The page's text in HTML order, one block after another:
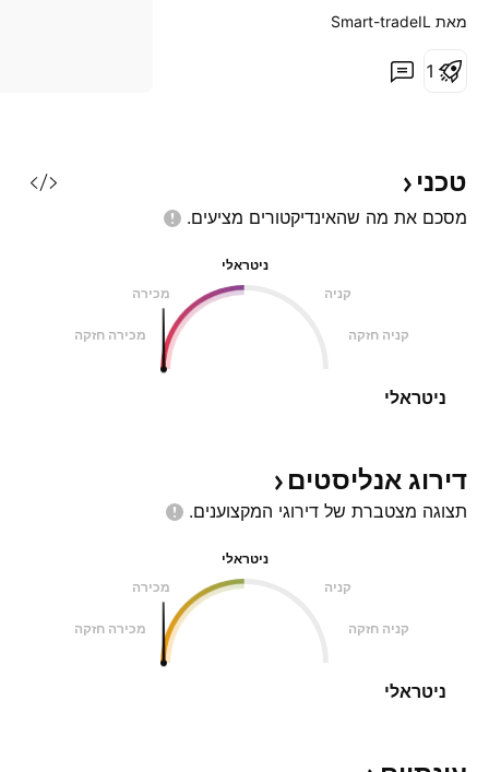
מבחינת הניתוח הטכני: ניתן לראות כי
שלאחריו הביקוש היה חלש
לטובת הקונים ומתחיל
מאת ‎Smart-tradeIL‎
1
טכני
מסכם את מה שהאינדיקטורים מציעים.
ניטראלי
מכירה
קניה
מכירה חזקה קניה חזקה
ניטראלי
דירוג אנליסטים
תצוגה מצטברת של דירוגי המקצוענים.
ניטראלי
מכירה
קניה
מכירה חזקה קניה חזקה
ניטראלי